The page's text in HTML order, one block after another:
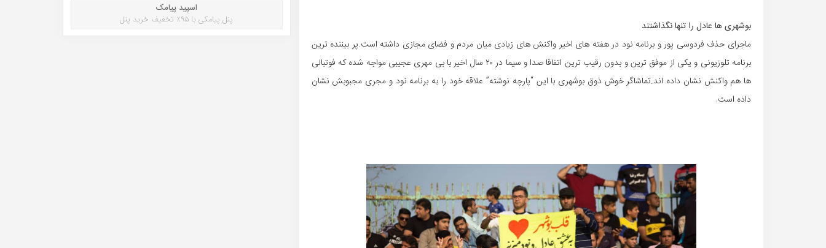
بوشهری ها عادل را تنها نگذاشتند
ماجرای حذف فردوسی پور و برنامه نود در هفته های اخیر واکنش های زیادی میان مردم و فضای مجازی داشته است.پر بیننده ترین
برنامه تلوزیونی و یکی از موفق ترین و بدون رقیب ترین اتفاقا صدا و سیما در ۲۰ سال اخیر با بی مهری عجیبی مواجه شده که فوتبالی
ها هم واکنش نشان داده اند.تماشاگر خوش ذوق بوشهری با این “پارچه نوشته” علاقه خود را به برنامه نود و مجری مجبوبش نشان
داده است.
اسپید پیامک
پنل پیامکی با ۹۵٪ تخفیف خرید پنل